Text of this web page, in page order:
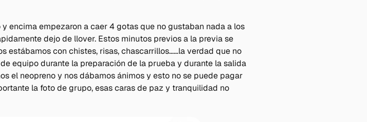
encima empezaron a caer 4 gotas que no gustaban nada a los
dejo de llover. Estos minutos previos a la previa se
estábamos con chistes, risas, chascarrillos……la verdad que no
equipo durante la preparación de la prueba y durante la salida
el neopreno y nos dábamos ánimos y esto no se puede pagar
la foto de grupo, esas caras de paz y tranquilidad no